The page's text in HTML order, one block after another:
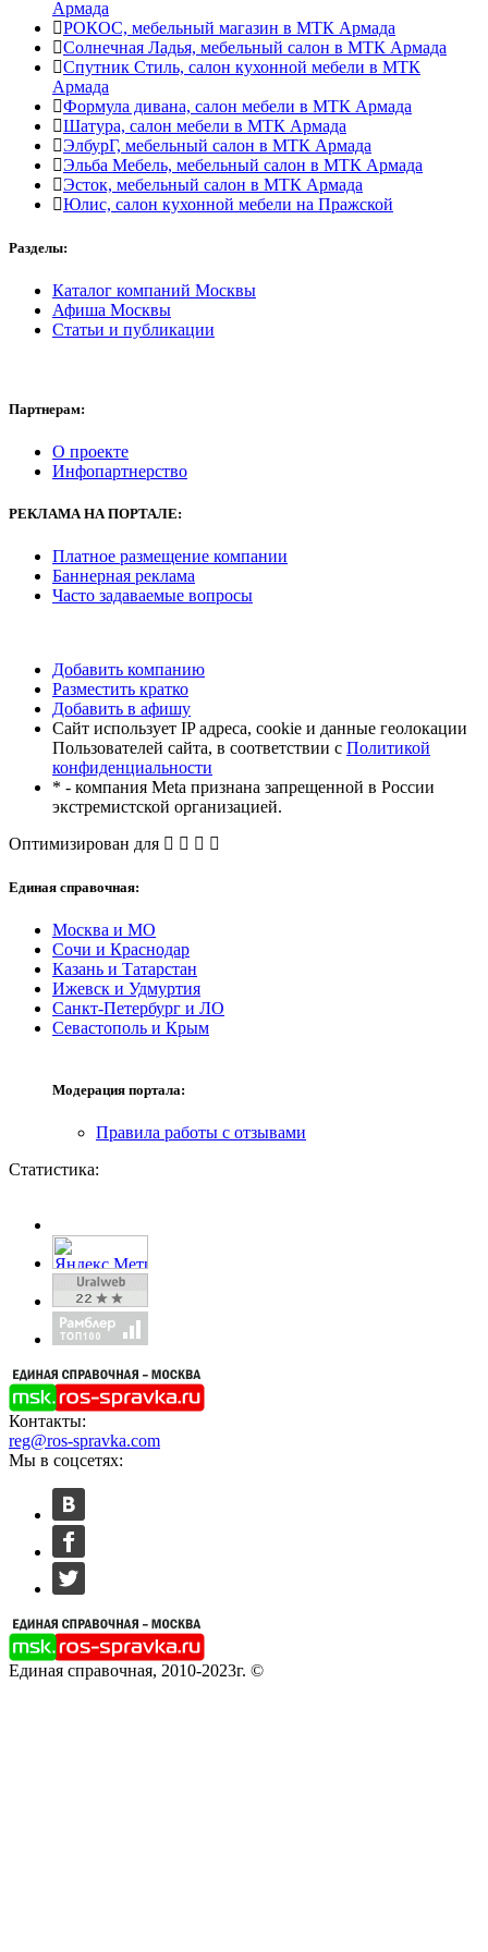
Армада
РОКОС, мебельный магазин в МТК Армада
Солнечная Ладья, мебельный салон в МТК Армада
Спутник Стиль, салон кухонной мебели в МТК
Армада
Формула дивана, салон мебели в МТК Армада
Шатура, салон мебели в МТК Армада
ЭлбурГ, мебельный салон в МТК Армада
Эльба Мебель, мебельный салон в МТК Армада
Эсток, мебельный салон в МТК Армада
Юлис, салон кухонной мебели на Пражской
Разделы:
Каталог компаний Москвы
Афиша Москвы
Статьи и публикации
Партнерам:
О проекте
Инфопартнерство
РЕКЛАМАНА ПОРТАЛЕ:
Платное размещение компании
Баннерная реклама
Часто задаваемые вопросы
Добавить компанию
Разместить кратко
Добавить в афишу
Сайт использует IP адреса, cookie и данные геолокации
Пользователей сайта, в соответствии с Политикой
конфиденциальности
* - компания Meta признана запрещенной в России
экстремистской организацией.
Оптимизирован для
Единая справочная:
Москва и МО
Сочи и Краснодар
Казань и Татарстан
Ижевск и Удмуртия
Санкт-Петербург и ЛО
Севастополь и Крым
Модерация портала:
Правила работы с отзывами
Статистика:
Контакты:
reg@ros-spravka.com
Мы в соцсетях:
Единая справочная, 2010-2023г. ©